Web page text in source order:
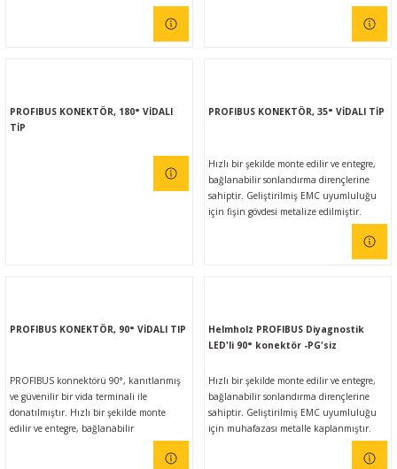
PROFIBUS KONEKTÖR, 180° VİDALI
TİP
PROFIBUS KONEKTÖR, 35° VİDALI TİP
Hızlı bir şekilde monte edilir ve entegre,
bağlanabilir sonlandırma dirençlerine
sahiptir. Geliştirilmiş EMC uyumluluğu
için fişin gövdesi metalize edilmiştir.
PROFIBUS konnektörü -25 °C ila +85 °C
arasındaki genişletilmiş ortam sıcaklığı
PROFIBUS KONEKTÖR, 90° VİDALI TIP
PROFIBUS konnektörü 90°, kanıtlanmış
ve güvenilir bir vida terminali ile
donatılmıştır. Hızlı bir şekilde monte
edilir ve entegre, bağlanabilir
sonlandırma dirençlerine sahiptir.
Geliştirilmiş EMC uyumluluğu için fişin
Helmholz PROFIBUS Diyagnostik
LED'li 90° konektör -PG'siz
Hızlı bir şekilde monte edilir ve entegre,
bağlanabilir sonlandırma dirençlerine
sahiptir. Geliştirilmiş EMC uyumluluğu
için muhafazası metalle kaplanmıştır.
Diyagnostik led sayesinde, kullanıcının
herhangi bir zamanda Bus sisteminin